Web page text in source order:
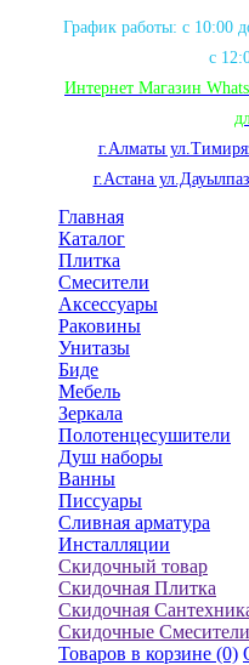
График работы: с 10:00
с
Интернет Магазин
г.Алматы
г.Астана
Главная
Каталог
Плитка
Смесители
Аксессуары
Раковины
Унитазы
Биде
Мебель
Зеркала
Полотенцесушители
Душ наборы
Ванны
Писсуары
Сливная арматура
Инсталляции
Скидочный товар
Скидочная Плитка
Скидочная
Скидочные Смесители
Товаров в корзине (0)